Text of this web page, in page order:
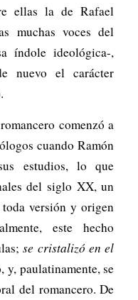
ellas la de Rafael
muchas voces del
índole ideológica-,
nuevo el carácter
comenzó a
cuando Ramón
estudios, lo que
del siglo XX, un
versión y origen
este hecho
se cristalizó en el
paulatinamente, se
del romancero. De